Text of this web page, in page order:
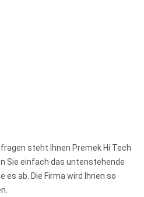
steht Ihnen Premek Hi Tech
Sie einfach das untenstehende
es ab. Die Firma wird Ihnen so